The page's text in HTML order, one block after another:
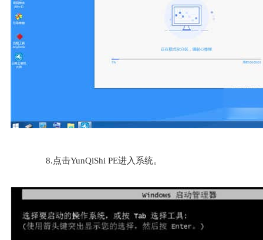
8.点击YunQiShi PE进入系统。